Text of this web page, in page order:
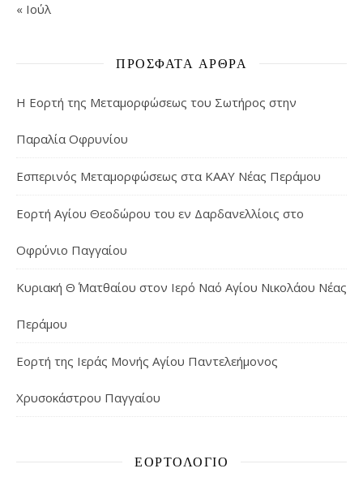
« Ιούλ
ΠΡΌΣΦΑΤΑ ΆΡΘΡΑ
Η Εορτή της Μεταμορφώσεως του Σωτήρος στην
Παραλία Οφρυνίου
Εσπερινός Μεταμορφώσεως στα ΚΑΑΥ Νέας Περάμου
Εορτή Αγίου Θεοδώρου του εν Δαρδανελλίοις στο
Οφρύνιο Παγγαίου
Κυριακή Θ΄ Ματθαίου στον Ιερό Ναό Αγίου Νικολάου Νέας
Περάμου
Εορτή της Ιεράς Μονής Αγίου Παντελεήμονος
Χρυσοκάστρου Παγγαίου
ΕΟΡΤΟΛΌΓΙΟ